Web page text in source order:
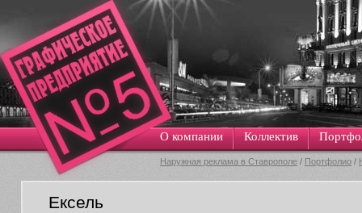
О компании Коллектив
Наружная реклама в Ставрополе / Портфолио /
Ексель